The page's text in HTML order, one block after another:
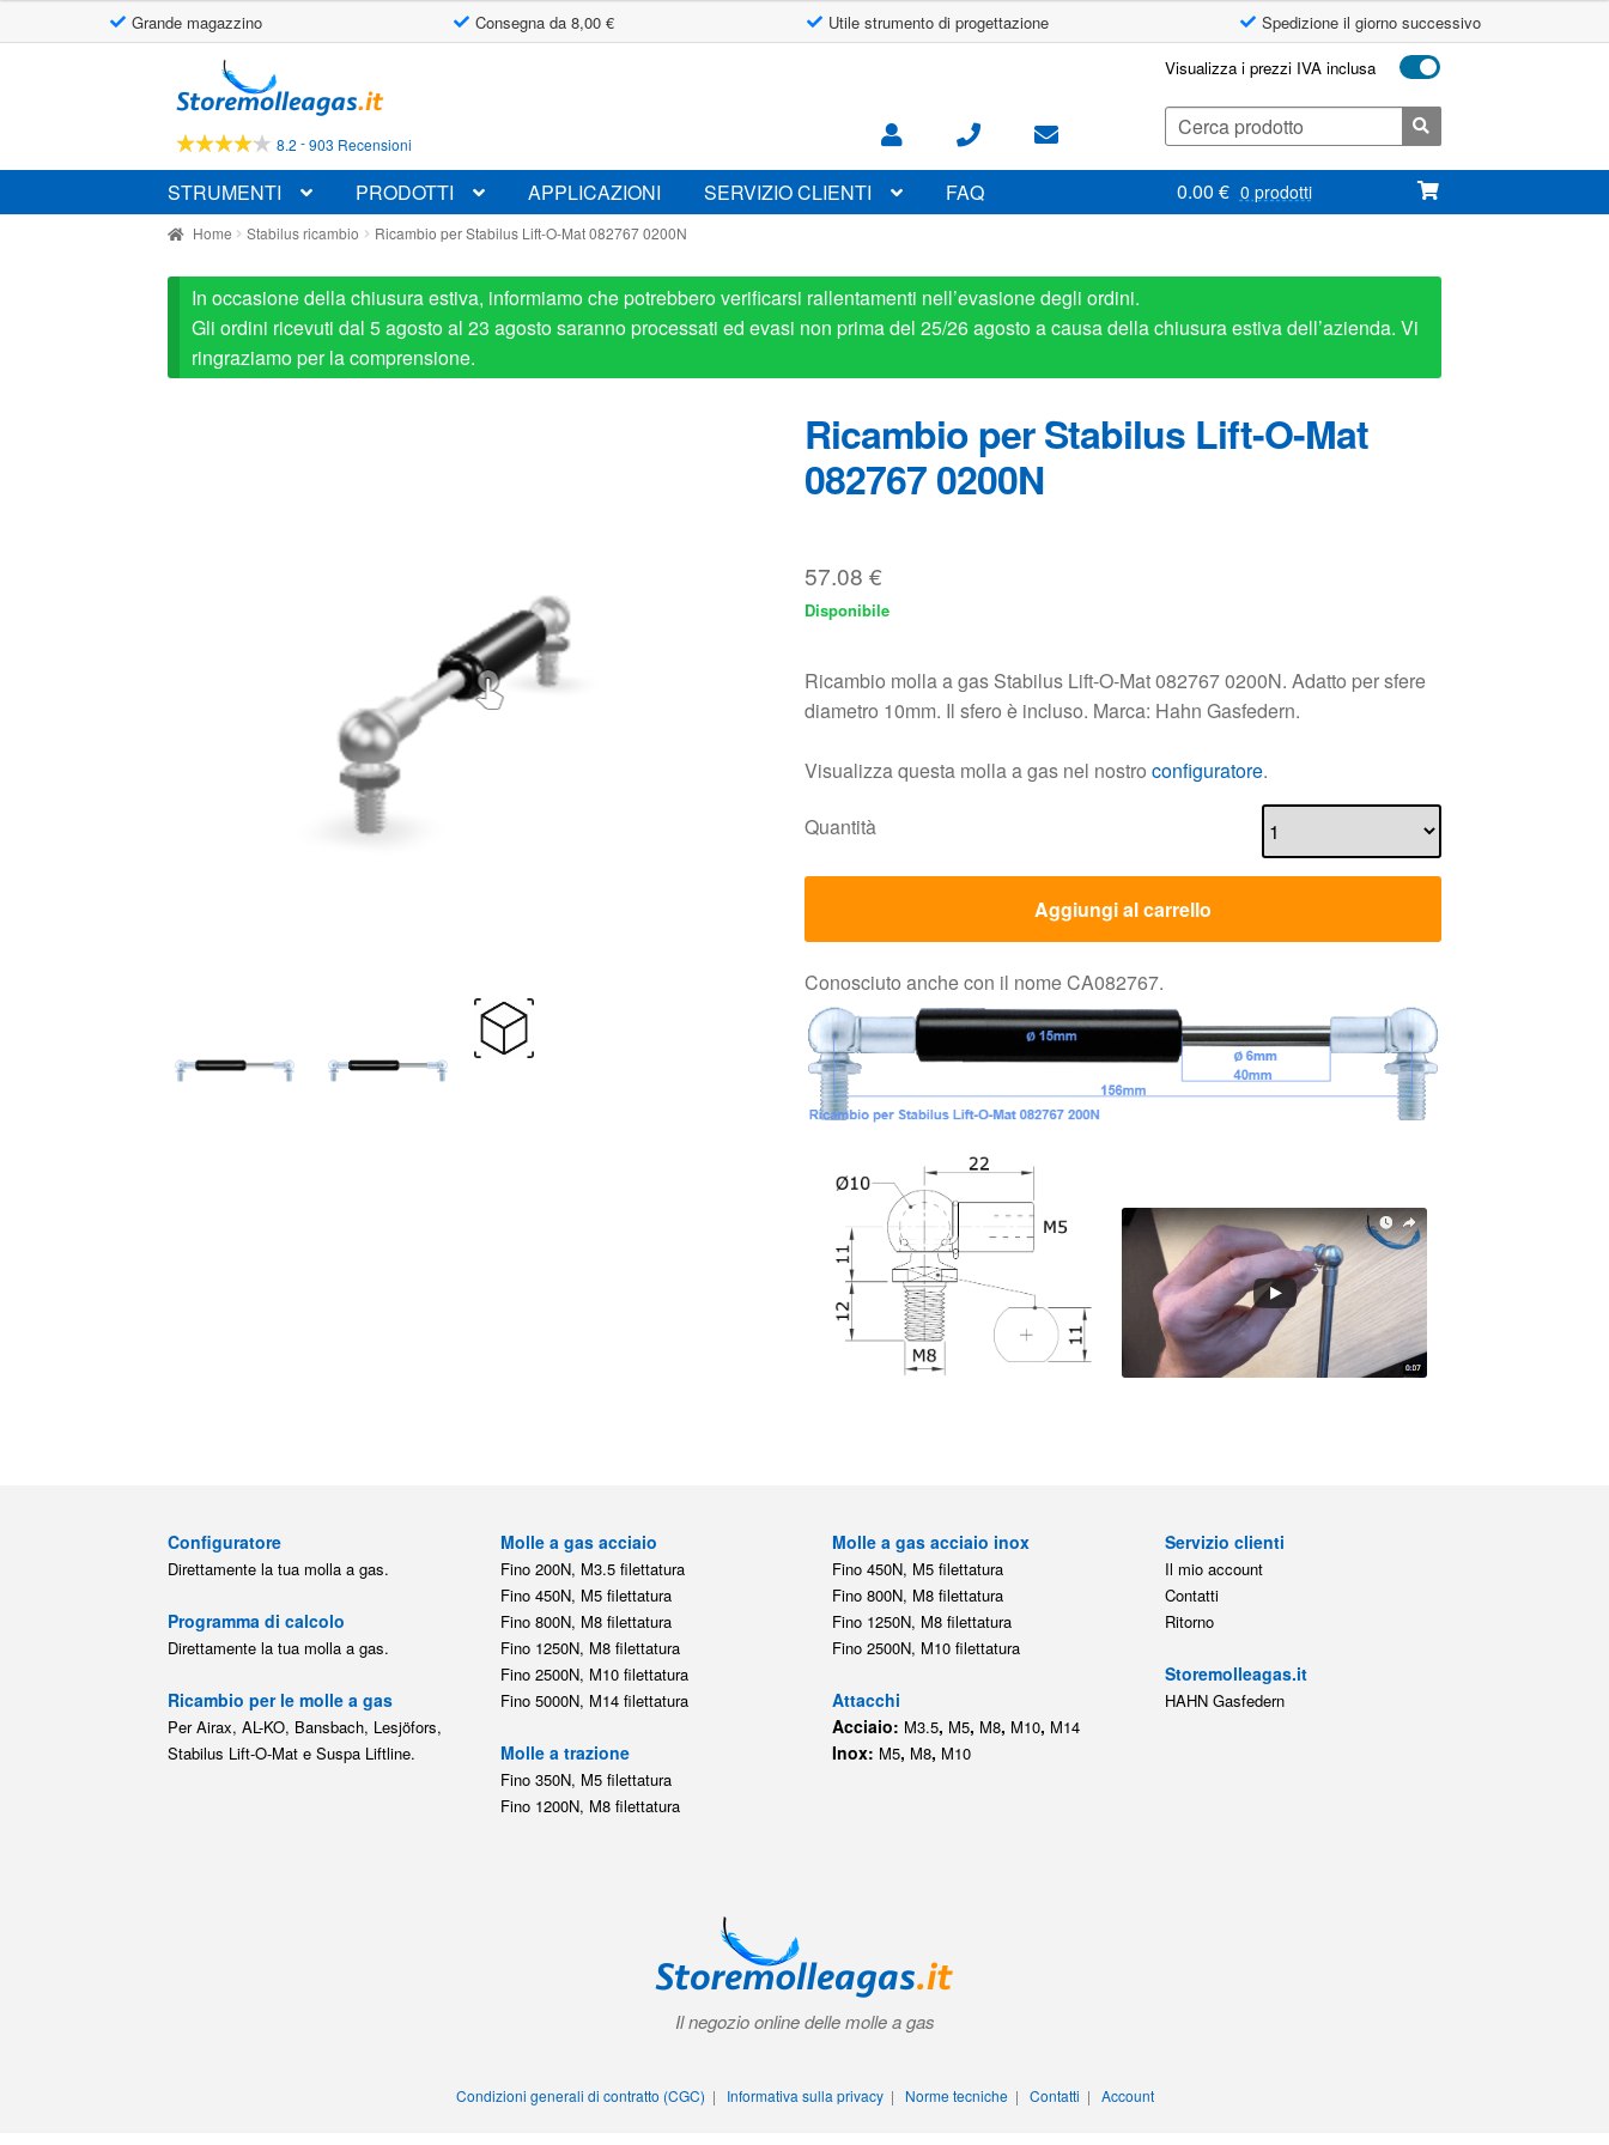
Grande magazzino Consegna da 8,00 € Utile strumento di progettazione Spedizione il giorno successivo
alla
navigazione
al
contenuto
8.2 -903 Recensioni
Visualizza i prezzi IVA inclusa
Cerca:
STRUMENTI PRODOTTI APPLICAZIONI SERVIZIO CLIENTI FAQ 0.00 € 0 prodotti
Home Stabilus ricambio Ricambio per Stabilus Lift-O-Mat 082767 0200N
In occasione della chiusura estiva, informiamo che potrebbero verificarsi rallentamenti nell’evasione degli ordini.
Gli ordini ricevuti dal 5 agosto al 23 agosto saranno processati ed evasi non prima del 25/26 agosto a causa della chiusura estiva dell’azienda. Vi
ringraziamo per la comprensione.
Ricambio per Stabilus Lift-O-Mat
082767 0200N
57.08 €
Disponibile
Ricambio molla a gas Stabilus Lift-O-Mat 082767 0200N. Adatto per sfere
diametro 10mm. Il sfero è incluso. Marca: Hahn Gasfedern.
Visualizza questa molla a gas nel nostro configuratore.
Quantità
Aggiungi al carrello
Conosciuto anche con il nome CA082767.
Configuratore
Direttamente la tua molla a gas.
Programma di calcolo
Direttamente la tua molla a gas.
Ricambio per le molle a gas
Per Airax, AL-KO, Bansbach, Lesjöfors,
Stabilus Lift-O-Mat e Suspa Liftline.
Molle a gas acciaio
Fino 200N, M3.5 filettatura
Fino 450N, M5 filettatura
Fino 800N, M8 filettatura
Fino 1250N, M8 filettatura
Fino 2500N, M10 filettatura
Fino 5000N, M14 filettatura
Molle a trazione
Fino 350N, M5 filettatura
Fino 1200N, M8 filettatura
Molle a gas acciaio inox
Fino 450N, M5 filettatura
Fino 800N, M8 filettatura
Fino 1250N, M8 filettatura
Fino 2500N, M10 filettatura
Attacchi
Acciaio: M3.5, M5, M8, M10, M14
Inox: M5, M8, M10
Servizio clienti
Il mio account
Contatti
Ritorno
Storemolleagas.it
HAHN Gasfedern
Il negozio online delle molle a gas
Condizioni generali di contratto (CGC) | Informativa sulla privacy| Norme tecniche| Contatti | Account